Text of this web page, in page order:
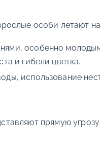
особи летают
особенно
и гибели цветка.
использование
прямую